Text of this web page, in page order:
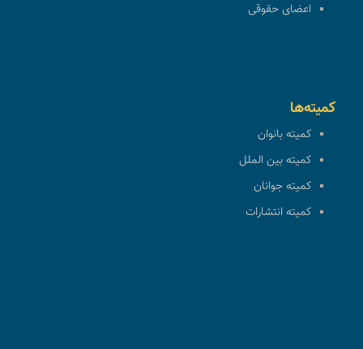
اعضای حقوقی
کمیته‌ها
کمیته بانوان
کمیته بین الملل
کمیته جوانان
کمیته انتشارات